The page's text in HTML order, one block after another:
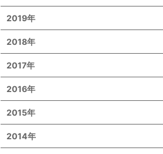
2019年
2018年
2017年
2016年
2015年
2014年